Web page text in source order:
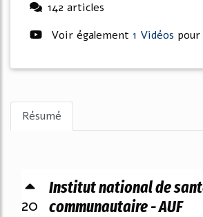
142 articles
Voir également 1 Vidéos
Résumé
20
Institut national de
communautaire - AUF